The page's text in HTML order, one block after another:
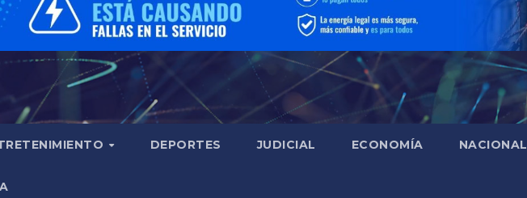
DEPORTES JUDICIAL ECONOMÍA NACIONAL